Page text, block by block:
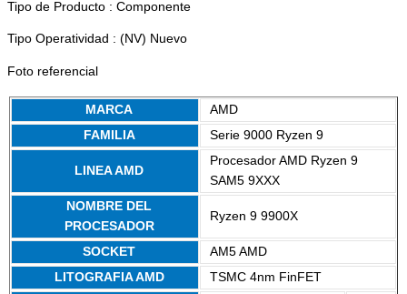
Tipo de Producto : Componente
Tipo Operatividad : (NV) Nuevo
Foto referencial
MARCA
AMD
FAMILIA
Serie 9000 Ryzen 9
LINEA AMD
Procesador AMD Ryzen 9
SAM5 9XXX
NOMBRE DEL
PROCESADOR
Ryzen 9 9900X
SOCKET
AM5 AMD
LITOGRAFIA AMD
TSMC 4nm FinFET